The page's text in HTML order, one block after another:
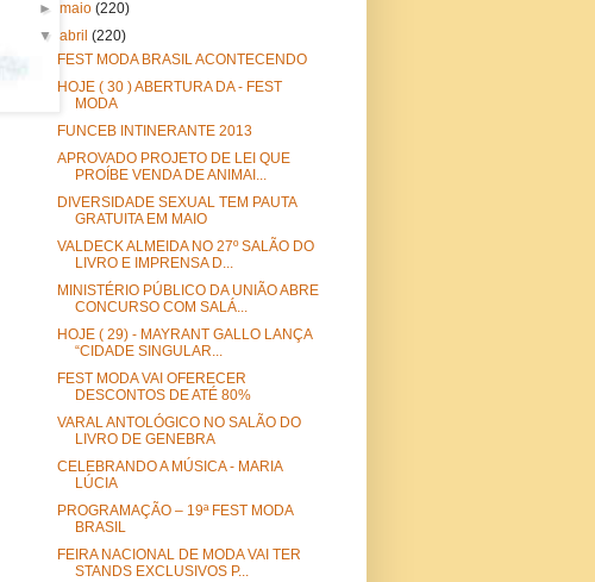
►maio(220)
▼abril(220)
FEST MODA BRASIL ACONTECENDO
HOJE ( 30 ) ABERTURA DA - FEST
MODA
FUNCEB INTINERANTE 2013
APROVADO PROJETO DE LEI QUE
PROÍBE VENDA DE ANIMAI...
DIVERSIDADE SEXUAL TEM PAUTA
GRATUITA EM MAIO
VALDECK ALMEIDA NO 27º SALÃO DO
LIVRO E IMPRENSA D...
MINISTÉRIO PÚBLICO DA UNIÃO ABRE
CONCURSO COM SALÁ...
HOJE ( 29) - MAYRANT GALLO LANÇA
“CIDADE SINGULAR...
FEST MODA VAI OFERECER
DESCONTOS DE ATÉ 80%
VARAL ANTOLÓGICO NO SALÃO DO
LIVRO DE GENEBRA
CELEBRANDO A MÚSICA - MARIA
LÚCIA
PROGRAMAÇÃO – 19ª FEST MODA
BRASIL
FEIRA NACIONAL DE MODA VAI TER
STANDS EXCLUSIVOS P...